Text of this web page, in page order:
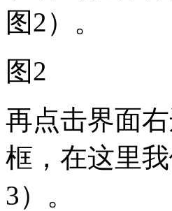
图2）。
图2
再点击界面
框，在这里
3）。